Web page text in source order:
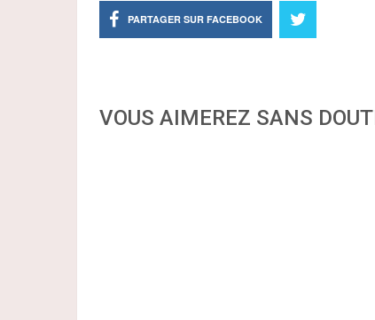
PARTAGER SUR FACEBOOK
VOUS AIMEREZ SANS